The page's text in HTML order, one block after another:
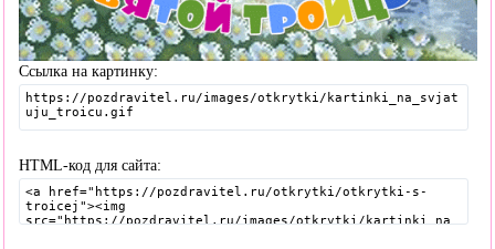
Ссылка на картинку:
HTML-код для сайта: